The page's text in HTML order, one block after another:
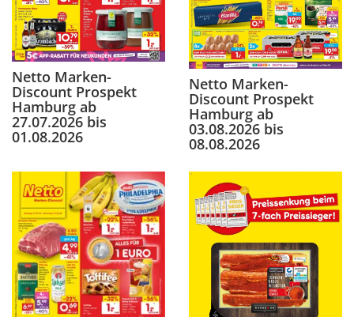
Netto Marken-
Discount Prospekt
Hamburg ab
27.07.2026 bis
01.08.2026
Netto Marken-
Discount Prospekt
Hamburg ab
03.08.2026 bis
08.08.2026